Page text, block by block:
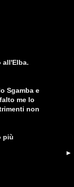
all'Elba.
Sgamba e
me lo
non
più
►